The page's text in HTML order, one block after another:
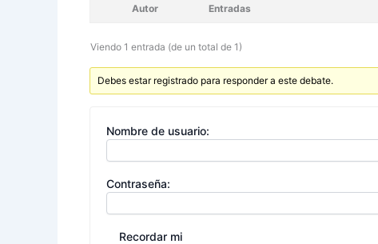
Autor Entradas
Viendo 1 entrada (de un total de 1)
Debes estar registrado para responder a este debate.
Nombre de usuario:
Contraseña:
Recordar mi